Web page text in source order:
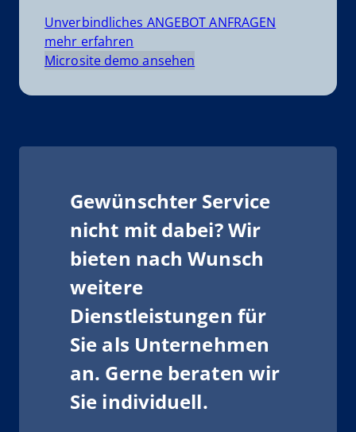
Unverbindliches ANGEBOT ANFRAGEN
mehr erfahren
Microsite demo ansehen
Gewünschter Service
nicht mit dabei? Wir
bieten nach Wunsch
weitere
Dienstleistungen für
Sie als Unternehmen
an. Gerne beraten wir
Sie individuell.